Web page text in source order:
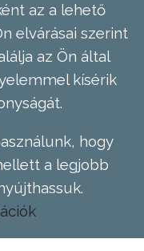
az a lehető
elvárásai szerint
az Ön által
kísérik
hogy
a legjobb